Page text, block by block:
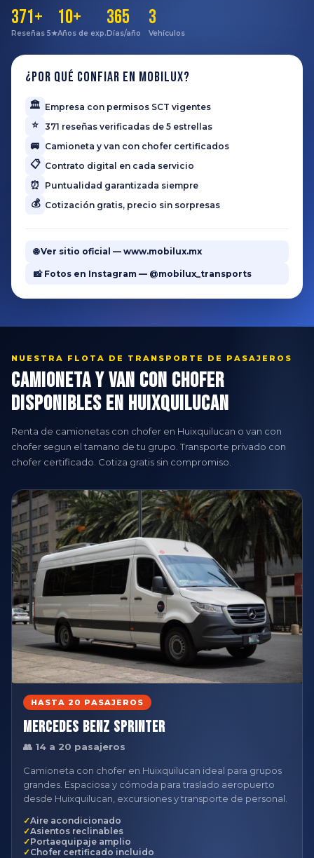
371+
Reseñas 5★
10+
Años de exp.
365
Días/año
3
Vehículos
¿Por qué confiar en Mobilux?
🏛️ Empresa con permisos SCT vigentes
⭐ 371 reseñas verificadas de 5 estrellas
🚐 Camioneta y van con chofer certificados
📋 Contrato digital en cada servicio
⏰ Puntualidad garantizada siempre
💰 Cotización gratis, precio sin sorpresas
🌐 Ver sitio oficial — www.mobilux.mx
📸 Fotos en Instagram — @mobilux_transports
NUESTRA FLOTA DE TRANSPORTE DE PASAJEROS
Camioneta y Van con Chofer
Disponibles en Huixquilucan
Renta de camionetas con chofer en Huixquilucan o van con
chofer segun el tamano de tu grupo. Transporte privado con
chofer certificado. Cotiza gratis sin compromiso.
HASTA 20 PASAJEROS
Mercedes Benz Sprinter
👥 14 a 20 pasajeros
Camioneta con chofer en Huixquilucan ideal para grupos
grandes. Espaciosa y cómoda para traslado aeropuerto
desde Huixquilucan, excursiones y transporte de personal.
Aire acondicionado
Asientos reclinables
Portaequipaje amplio
Chofer certificado incluido